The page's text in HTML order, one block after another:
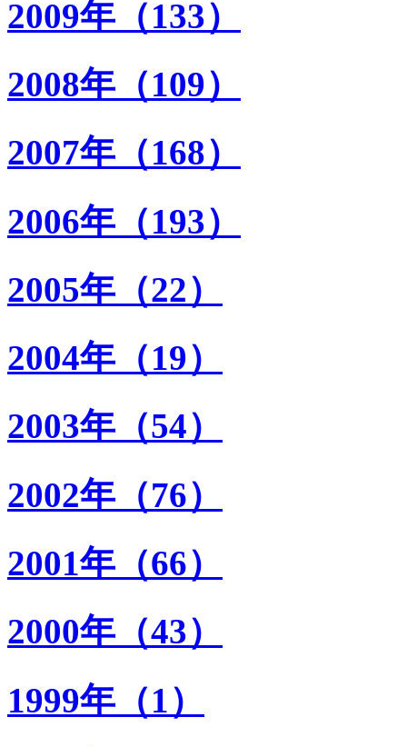
2009年（133）
2008年（109）
2007年（168）
2006年（193）
2005年（22）
2004年（19）
2003年（54）
2002年（76）
2001年（66）
2000年（43）
1999年（1）